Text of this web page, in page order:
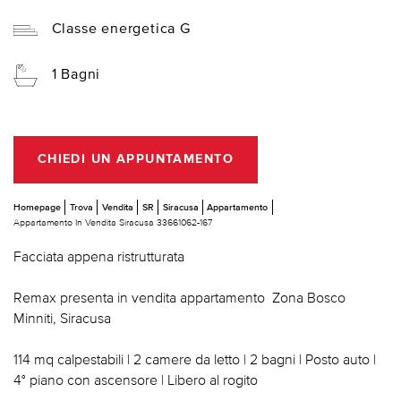
Classe energetica G
1 Bagni
CHIEDI UN APPUNTAMENTO
Homepage Trova Vendita SR Siracusa
Appartamento
Appartamento In Vendita Siracusa 33661062-167
Facciata appena ristrutturata
Remax presenta in vendita appartamento  Zona Bosco
Minniti, Siracusa
114 mq calpestabili | 2 camere da letto | 2 bagni | Posto auto |
4° piano con ascensore | Libero al rogito